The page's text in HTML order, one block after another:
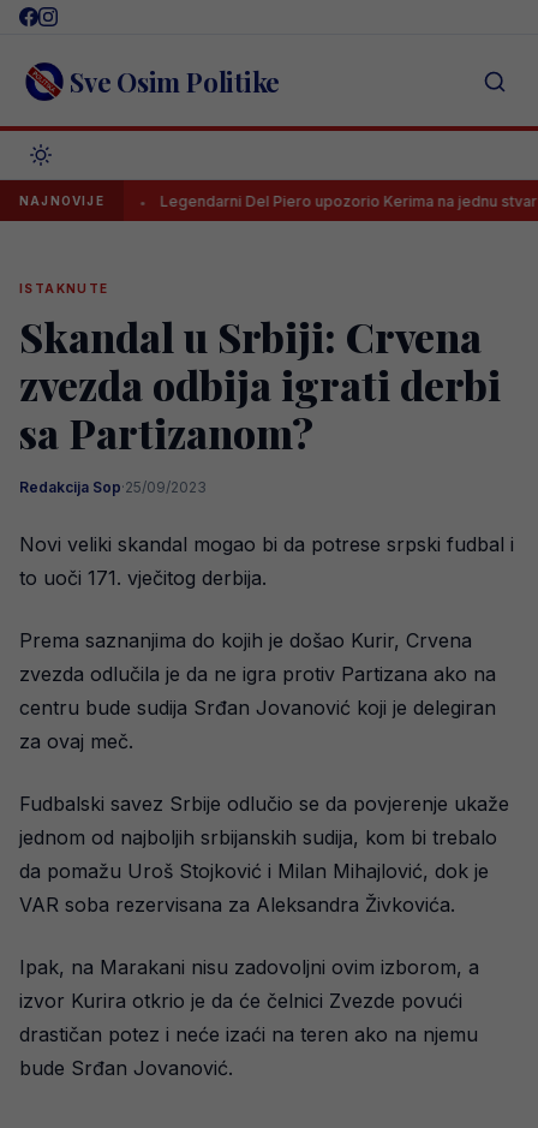
Skip
content Sve Osim Politike
NAJNOVIJE
a Legendarni Del Piero upozorio Kerima na jednu stvar
ISTAKNUTE
Skandal u Srbiji: Crvena
zvezda odbija igrati derbi
sa Partizanom?
Redakcija Sop·25/09/2023
Novi veliki skandal mogao bi da potrese srpski fudbal i
to uoči 171. vječitog derbija.
Prema saznanjima do kojih je došao Kurir, Crvena
zvezda odlučila je da ne igra protiv Partizana ako na
centru bude sudija Srđan Jovanović koji je delegiran
za ovaj meč.
Fudbalski savez Srbije odlučio se da povjerenje ukaže
jednom od najboljih srbijanskih sudija, kom bi trebalo
da pomažu Uroš Stojković i Milan Mihajlović, dok je
VAR soba rezervisana za Aleksandra Živkovića.
Ipak, na Marakani nisu zadovoljni ovim izborom, a
izvor Kurira otkrio je da će čelnici Zvezde povući
drastičan potez i neće izaći na teren ako na njemu
bude Srđan Jovanović.